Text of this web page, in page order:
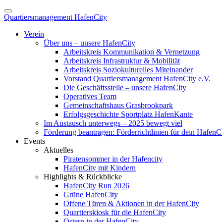
Quartiersmanagement HafenCity
Verein
Über uns – unsere HafenCity
Arbeitskreis Kommunikation & Vernetzung
Arbeitskreis Infrastruktur & Mobilität
Arbeitskreis Soziokulturelles Miteinander
Vorstand Quartiersmanagement HafenCity e.V.
Die Geschäftsstelle – unsere HafenCity
Operatives Team
Gemeinschaftshaus Grasbrookpark
Erfolgsgeschichte Sportplatz HafenKante
Im Austausch unterwegs – 2025 bewegt viel
Förderung beantragen: Förderrichtlinien für dein
Events
Aktuelles
Piratensommer in der Hafencity
HafenCity mit Kindern
Highlights & Rückblicke
HafenCity Run 2026
Grüne HafenCity
Offene Türen & Aktionen in der HafenCity
Quartierskiosk für die HafenCity